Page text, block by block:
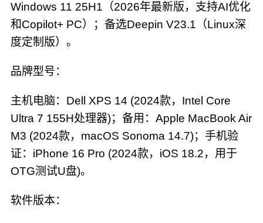
Windows 11 25H1（2026年最新版，支持AI优化
和Copilot+ PC）；备选Deepin V23.1（Linux深
度定制版）。
品牌型号：
主机电脑：Dell XPS 14 (2024款，Intel Core
Ultra 7 155H处理器)；备用：Apple MacBook Air
M3 (2024款，macOS Sonoma 14.7)；手机验
证：iPhone 16 Pro (2024款，iOS 18.2，用于
OTG测试U盘)。
软件版本：